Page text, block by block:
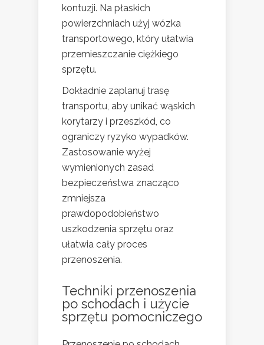
kontuzji. Na płaskich
powierzchniach użyj wózka
transportowego, który ułatwia
przemieszczanie ciężkiego
sprzętu.
Dokładnie zaplanuj trasę
transportu, aby unikać wąskich
korytarzy i przeszkód, co
ograniczy ryzyko wypadków.
Zastosowanie wyżej
wymienionych zasad
bezpieczeństwa znacząco
zmniejsza
prawdopodobieństwo
uszkodzenia sprzętu oraz
ułatwia cały proces
przenoszenia.
Techniki przenoszenia
po schodach i użycie
sprzętu pomocniczego